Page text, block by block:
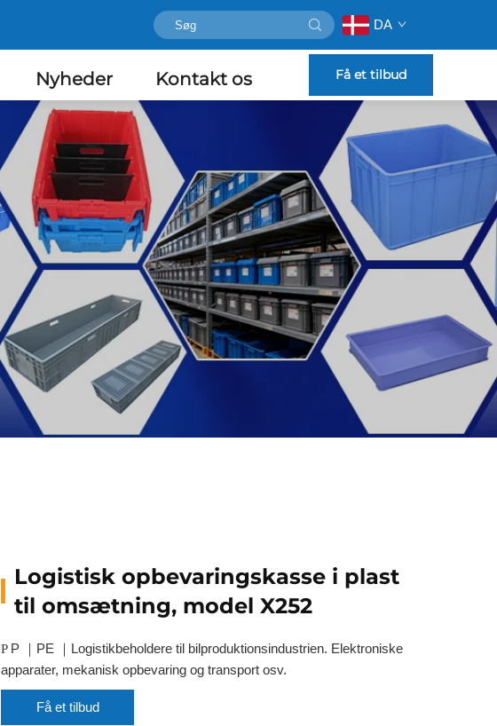
DA
Nyheder Kontakt os Få et tilbud
Logistisk opbevaringskasse i plast
til omsætning, model X252
P P ｜ PE ｜ Logistikbeholdere til bilproduktionsindustrien. Elektroniske
apparater, mekanisk opbevaring og transport osv.
Få et tilbud